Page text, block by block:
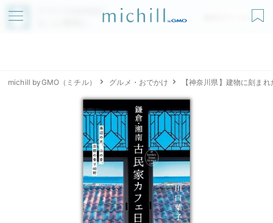
アプリでmichillが
無料ダウンロード
michill byGMO（ミチル） グルメ・おでかけ 【神奈川県】建物に刻ま